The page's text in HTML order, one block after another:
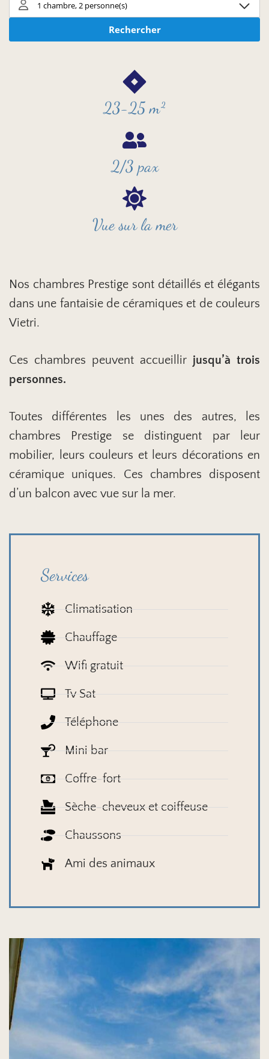
23-25 m²
2/3 pax
Vue sur la mer
Nos chambres Prestige sont détaillés et élégants
dans une fantaisie de céramiques et de couleurs
Vietri.
Ces chambres peuvent accueillir jusqu’à trois
personnes.
Toutes différentes les unes des autres, les
chambres Prestige se distinguent par leur
mobilier, leurs couleurs et leurs décorations en
céramique uniques. Ces chambres disposent
d’un balcon avec vue sur la mer.
Services
Climatisation
Chauffage
Wifi gratuit
Tv Sat
Téléphone
Mini bar
Coffre-fort
Sèche-cheveux et coiffeuse
Chaussons
Ami des animaux